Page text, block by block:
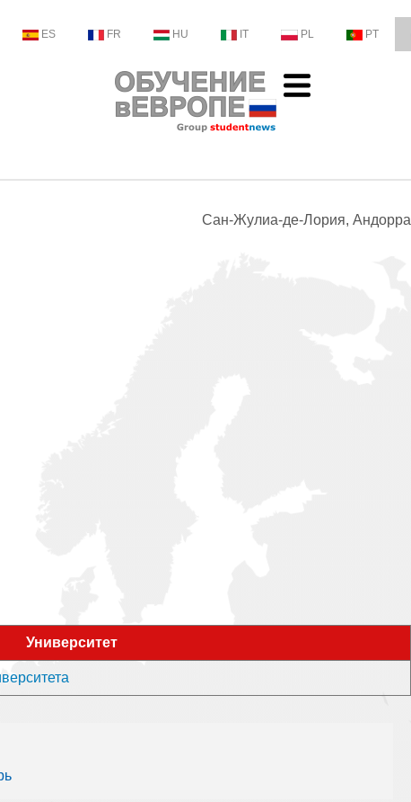
ES FR HU IT PL PT
Сан-Жулиа-де-Лория, Андорра
Университет